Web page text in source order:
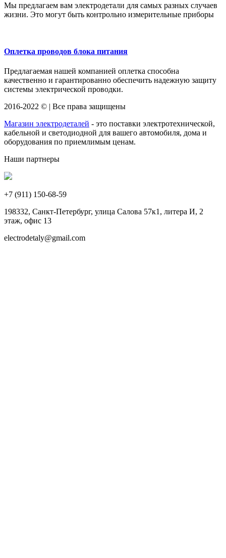
Мы предлагаем вам электродетали для самых разных случаев
жизни. Это могут быть контрольно измерительные приборы
Оплетка проводов блока питания
Предлагаемая нашей компанией оплетка способна
качественно и гарантированно обеспечить надежную защиту
системы электрической проводки.
2016-2022 © | Все права защищены
Магазин электродеталей - это поставки электротехнической,
кабельной и светодиодной для вашего автомобиля, дома и
оборудования по приемлимым ценам.
Наши партнеры
+7 (911) 150-68-59
198332, Санкт-Петербург, улица Салова 57к1, литера И, 2
этаж, офис 13
electrodetaly@gmail.com